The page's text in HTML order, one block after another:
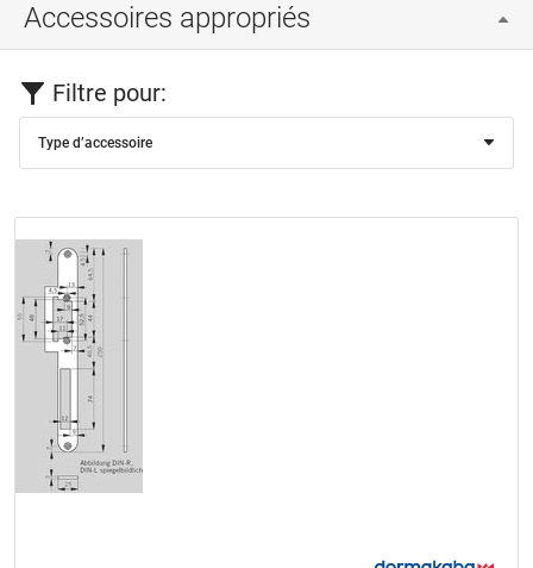
Accessoires appropriés
Filtre pour:
Type d’accessoire